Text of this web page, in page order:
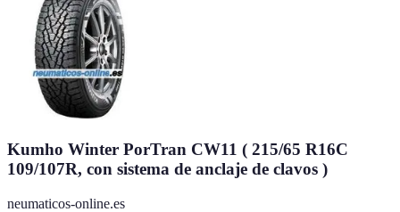
Kumho Winter PorTran CW11 ( 215/65 R16C
109/107R, con sistema de anclaje de clavos )
neumaticos-online.es